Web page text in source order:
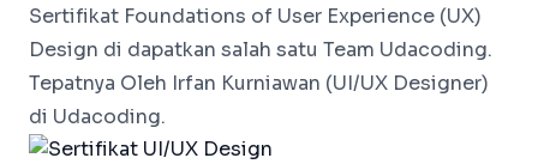
Sertifikat Foundations of User Experience (UX)
Design di dapatkan salah satu Team Udacoding.
Tepatnya Oleh Irfan Kurniawan (UI/UX Designer)
di Udacoding.